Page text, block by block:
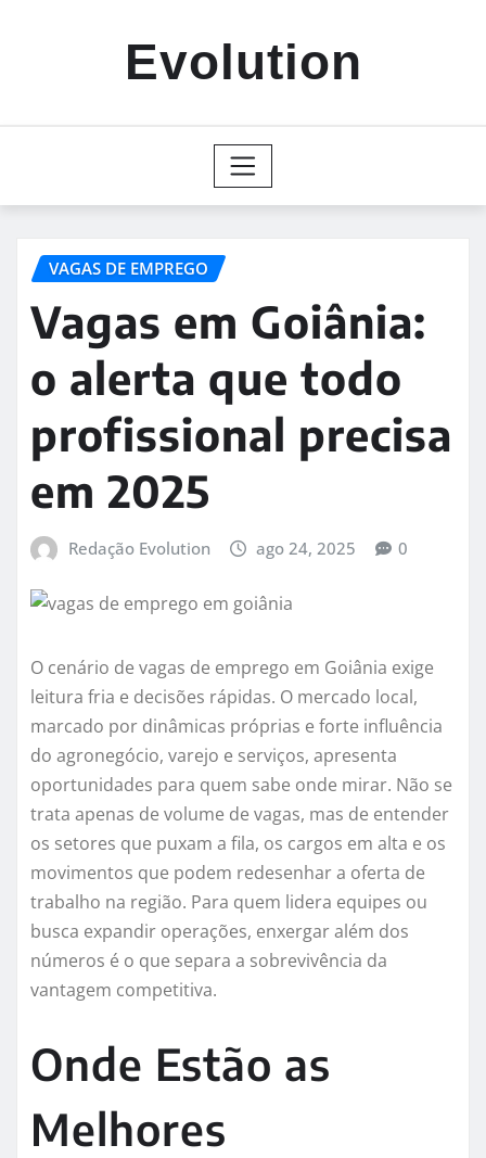
Evolution
VAGAS DE EMPREGO
Vagas em Goiânia:
o alerta que todo
profissional precisa
em 2025
Redação Evolution ago 24, 2025 0
O cenário de vagas de emprego em Goiânia exige
leitura fria e decisões rápidas. O mercado local,
marcado por dinâmicas próprias e forte influência
do agronegócio, varejo e serviços, apresenta
oportunidades para quem sabe onde mirar. Não se
trata apenas de volume de vagas, mas de entender
os setores que puxam a fila, os cargos em alta e os
movimentos que podem redesenhar a oferta de
trabalho na região. Para quem lidera equipes ou
busca expandir operações, enxergar além dos
números é o que separa a sobrevivência da
vantagem competitiva.
Onde Estão as
Melhores